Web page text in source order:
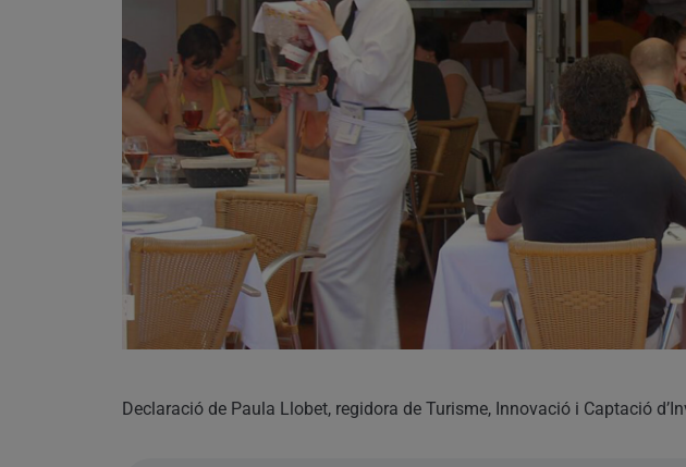
Declaració de Paula Llobet, regidora de Turisme, Innovació i Captació